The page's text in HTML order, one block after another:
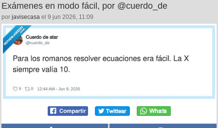
Exámenes en modo fácil, por @cuerdo_de
por javisecasa el 9 jun 2026, 11:09